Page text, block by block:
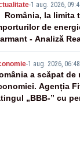
-1 aug. 2026,
România, la limita
de
- Analiză
-1 aug. 2026, 06:48
a scăpat de
Agenția
„BBB-” cu